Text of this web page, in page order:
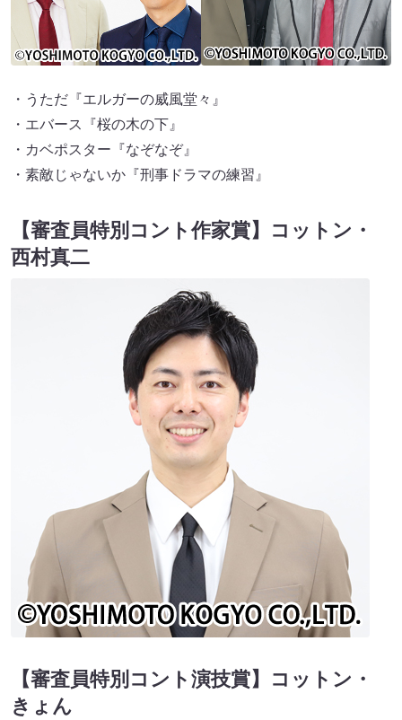
・うただ『エルガーの威風堂々』
・エバース『桜の木の下』
・カベポスター『なぞなぞ』
・素敵じゃないか『刑事ドラマの練習』
【審査員特別コント作家賞】コットン・
西村真二
【審査員特別コント演技賞】コットン・
きょん